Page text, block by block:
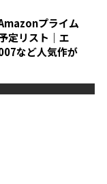
プライム
定リスト｜エ
など人気作が